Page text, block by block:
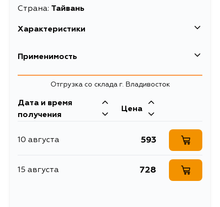
Страна: Тайвань
Характеристики
Масса, кг
Применимость
Mitsubishi
Кузов Двигатель
CK8A, CK8AR, CM8A, CK1A, CK2A,
CB2A, CB1W, CB2W, CJ4A, CK5A,
CJ5A, U14D, U14T, U14L, U12V, U14TP,
U41TP, U41V, U14VG, U14TG
Отгрузка со склада г. Владивосток
Дата и время
получения
Цена
10 августа 593
15 августа 728